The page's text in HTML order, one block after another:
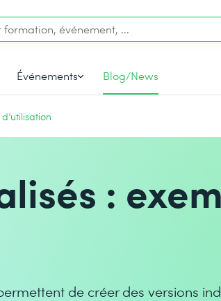
Événements Blog/News
:
de créer des versions